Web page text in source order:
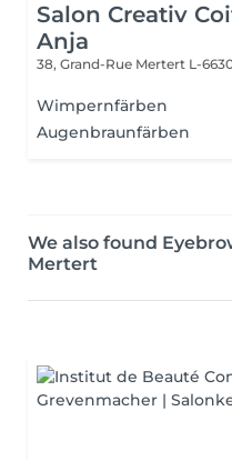
Salon Creativ
Anja
38, Grand-Rue Mertert L-
Wimpernfärben
Augenbraunfärben
We also found
Mertert